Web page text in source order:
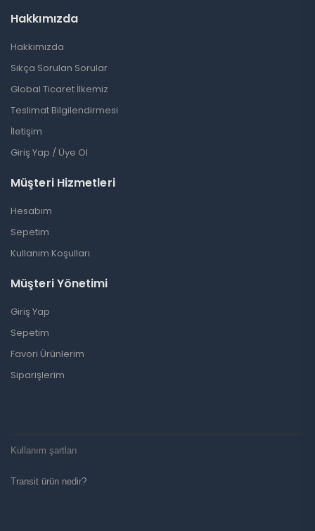
Hakkımızda
Hakkımızda
Sıkça Sorulan Sorular
Global Ticaret İlkemiz
Teslimat Bilgilendirmesi
İletişim
Giriş Yap / Üye Ol
Müşteri Hizmetleri
Hesabım
Sepetim
Kullanım Koşulları
Müşteri Yönetimi
Giriş Yap
Sepetim
Favori Ürünlerim
Siparişlerim
Kullanım şartları
Transit ürün nedir?